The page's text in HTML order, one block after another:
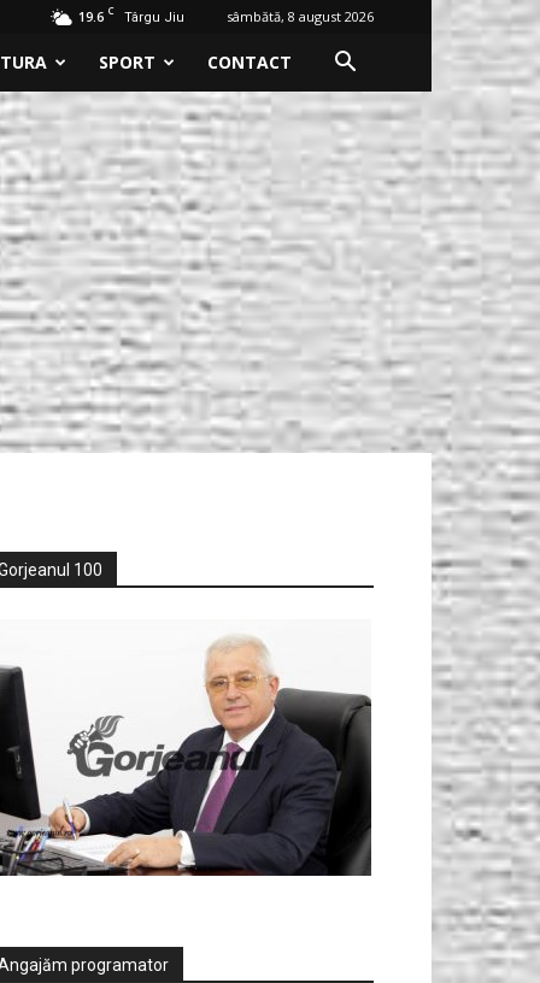
19.6 C Târgu Jiu sâmbătă, 8 august 2026
SPORT CONTACT
100
programator